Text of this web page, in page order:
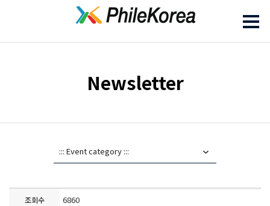
Newsletter
조회수 6860